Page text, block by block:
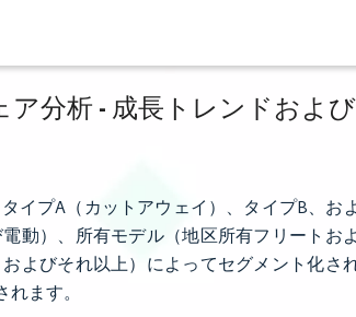
分析 - 成長トレンドおよ
イプA（カットアウェイ）、タイプB、お
動）、所有モデル（地区所有フリートお
よびそれ以上）によってセグメント化さ
ます。